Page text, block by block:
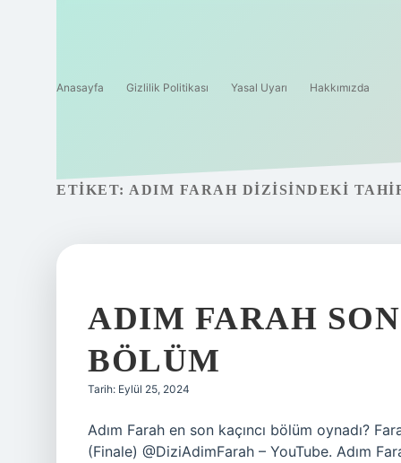
Anasayfa Gizlilik Politikası Yasal Uyarı Hakkımızda
ETIKET: ADIM FARAH DIZISINDEKI
ADIM FARAH
BÖLÜM
Tarih: Eylül 25, 2024
Adım Farah en son kaçıncı bölüm oynadı?
(Finale) @DiziAdimFarah – YouTube. Adım